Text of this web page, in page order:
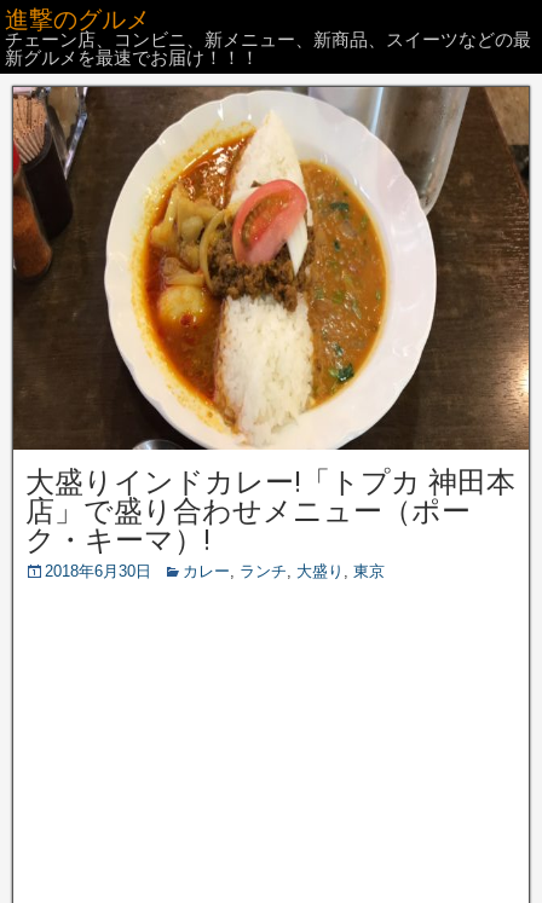
進撃のグルメ
チェーン店、コンビニ、新メニュー、新商品、スイーツなどの最
新グルメを最速でお届け！！！
大盛りインドカレー!「トプカ 神田本
店」で盛り合わせメニュー（ポー
ク・キーマ）!
2018年6月30日 カレー, ランチ, 大盛り , 東京